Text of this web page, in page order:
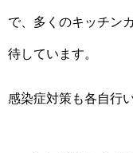
で、多くのキッチン
待しています。
感染症対策も各自行